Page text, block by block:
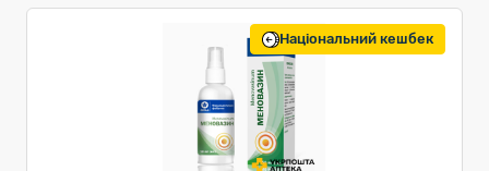
Національний кешбек